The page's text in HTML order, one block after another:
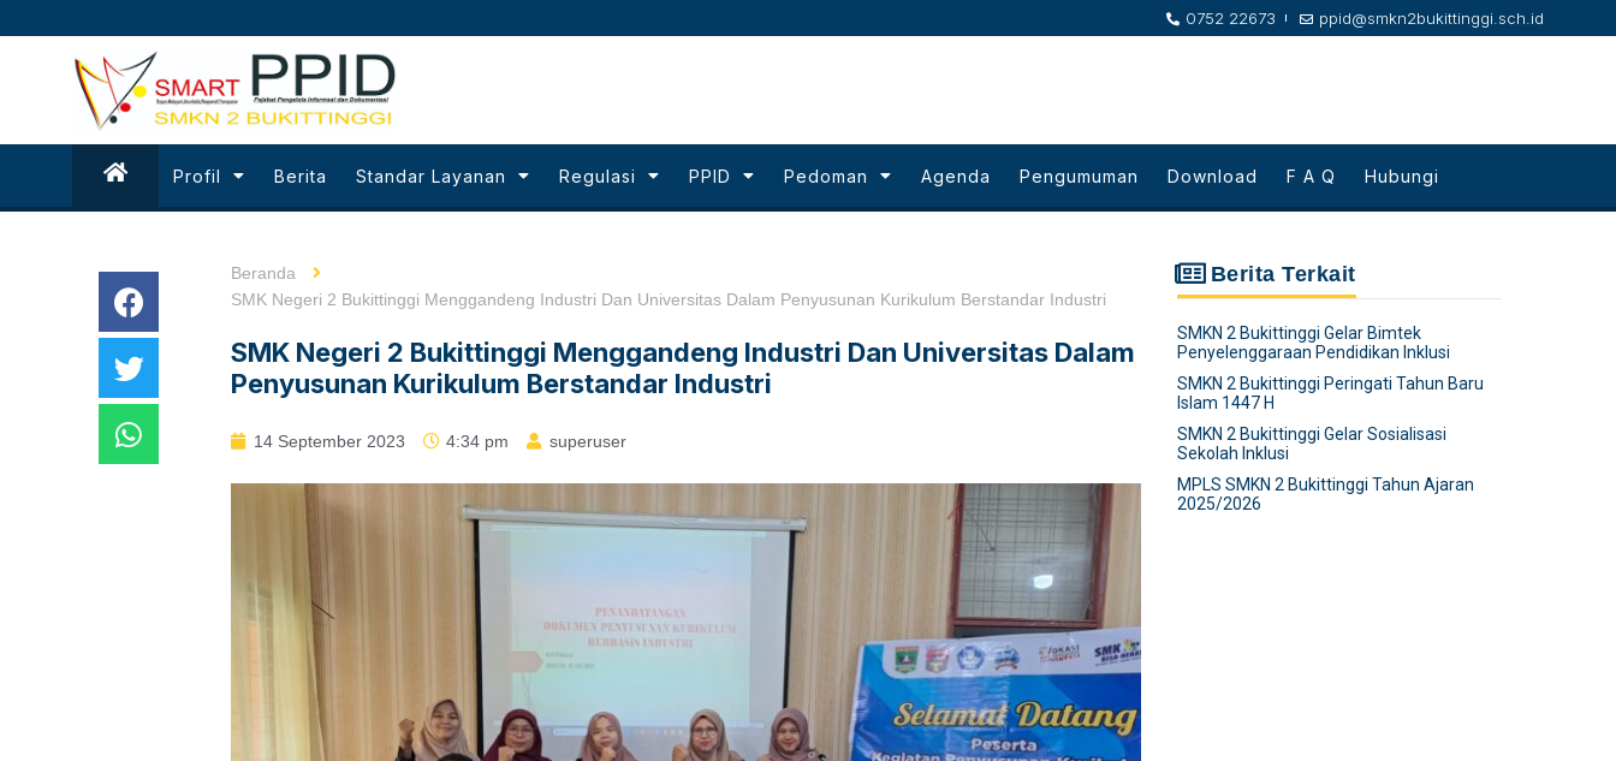
0752 22673 ppid@smkn2bukittinggi.sch.id
Profil Berita Standar Layanan Regulasi PPID Pedoman Agenda Pengumuman Download F A Q Hubungi
Beranda
SMK Negeri 2 Bukittinggi Menggandeng Industri Dan Universitas Dalam Penyusunan Kurikulum Berstandar Industri
SMK Negeri 2 Bukittinggi Menggandeng Industri Dan Universitas Dalam
Penyusunan Kurikulum Berstandar Industri
14 September 2023 4:34 pm superuser
Berita Terkait
SMKN 2 Bukittinggi Gelar Bimtek
Penyelenggaraan Pendidikan Inklusi
SMKN 2 Bukittinggi Peringati Tahun Baru
Islam 1447 H
SMKN 2 Bukittinggi Gelar Sosialisasi
Sekolah Inklusi
MPLS SMKN 2 Bukittinggi Tahun Ajaran
2025/2026